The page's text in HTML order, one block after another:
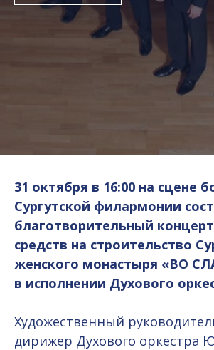
31 октября в 16:00 на сцене
Сургутской филармонии
благотворительный
средств на строительство
женского монастыря «ВО
в исполнении Духового
Художественный
дирижер Духового оркестра